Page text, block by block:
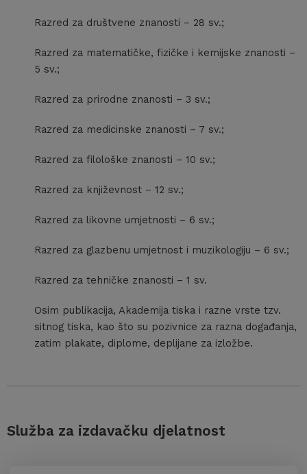
Razred za društvene znanosti – 28 sv.;
Razred za matematičke, fizičke i kemijske znanosti –
5 sv.;
Razred za prirodne znanosti – 3 sv.;
Razred za medicinske znanosti – 7 sv.;
Razred za filološke znanosti – 10 sv.;
Razred za književnost – 12 sv.;
Razred za likovne umjetnosti – 6 sv.;
Razred za glazbenu umjetnost i muzikologiju – 6 sv.;
Razred za tehničke znanosti – 1 sv.
Osim publikacija, Akademija tiska i razne vrste tzv.
sitnog tiska, kao što su pozivnice za razna događanja,
zatim plakate, diplome, deplijane za izložbe.
Služba za izdavačku djelatnost